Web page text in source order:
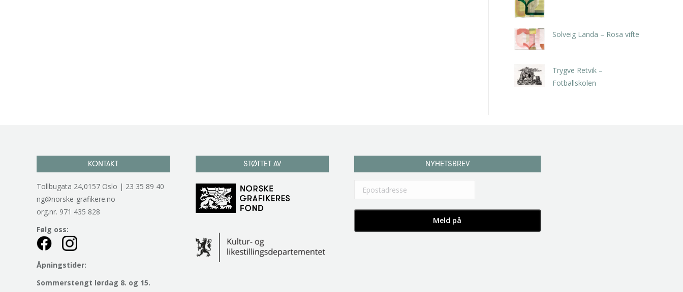
Solveig Landa – Rosa vifte
Trygve Retvik –
Fotballskolen
KONTAKT
Tollbugata 24,0157 Oslo | 23 35 89 40
ng@norske-grafikere.no
org.nr. 971 435 828
Følg oss:
Åpningstider:
Sommerstengt lørdag 8. og 15.
STØTTET AV NYHETSBREV